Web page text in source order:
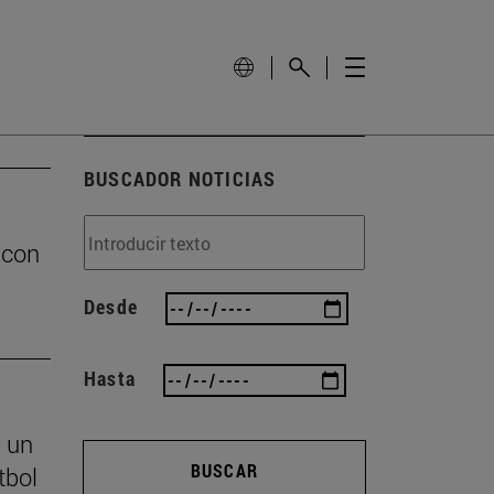
un
BUSCADOR NOTICIAS
Desde
Hasta
BUSCAR